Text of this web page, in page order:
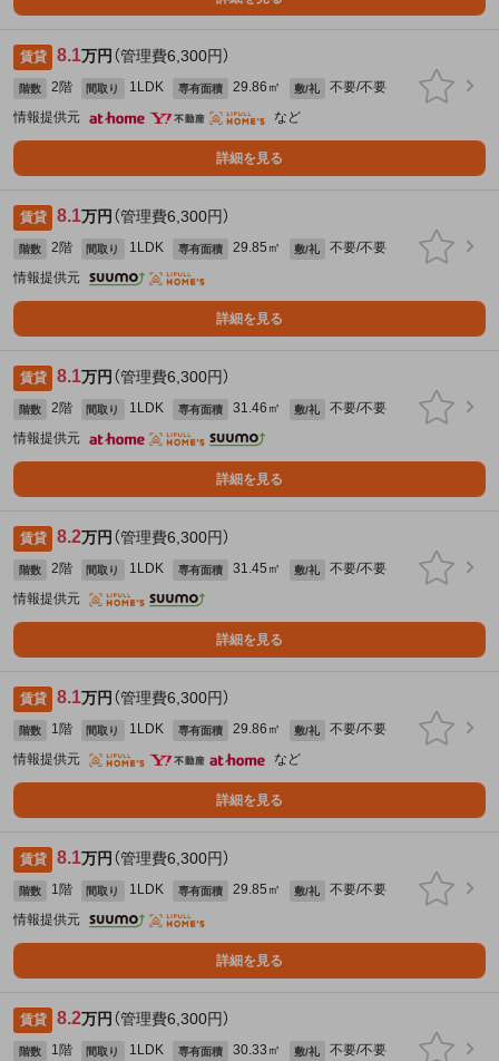
賃貸 8.1万円 （管理費6,300円）
階数 2階 間取り 1LDK 専有面積 29.86㎡ 敷/礼
不要/不要
情報提供元
など
詳細を見る
賃貸 8.1万円 （管理費6,300円）
階数 2階 間取り 1LDK 専有面積 29.85㎡ 敷/礼
不要/不要
情報提供元
詳細を見る
賃貸 8.1万円 （管理費6,300円）
階数 2階 間取り 1LDK 専有面積 31.46㎡ 敷/礼
不要/不要
情報提供元
詳細を見る
賃貸 8.2万円 （管理費6,300円）
階数 2階 間取り 1LDK 専有面積 31.45㎡ 敷/礼
不要/不要
情報提供元
詳細を見る
賃貸 8.1万円 （管理費6,300円）
階数 1階 間取り 1LDK 専有面積 29.86㎡ 敷/礼
不要/不要
情報提供元
など
詳細を見る
賃貸 8.1万円 （管理費6,300円）
階数 1階 間取り 1LDK 専有面積 29.85㎡ 敷/礼
不要/不要
情報提供元
詳細を見る
賃貸 8.2万円 （管理費6,300円）
階数 1階 間取り 1LDK 専有面積 30.33㎡ 敷/礼
不要/不要